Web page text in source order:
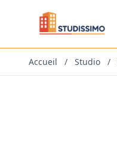
Accueil / Studio /